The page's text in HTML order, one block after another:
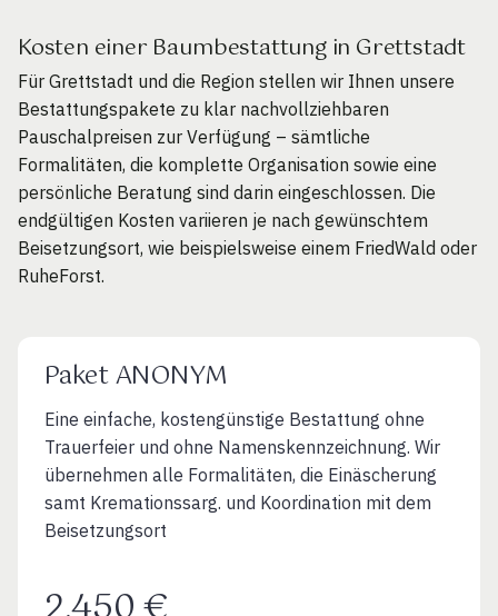
Kosten einer Baumbestattung in Grettstadt
Für Grettstadt und die Region stellen wir Ihnen unsere
Bestattungspakete zu klar nachvollziehbaren
Pauschalpreisen zur Verfügung – sämtliche
Formalitäten, die komplette Organisation sowie eine
persönliche Beratung sind darin eingeschlossen. Die
endgültigen Kosten variieren je nach gewünschtem
Beisetzungsort, wie beispielsweise einem FriedWald oder
RuheForst.
Paket ANONYM
Eine einfache, kostengünstige Bestattung ohne
Trauerfeier und ohne Namenskennzeichnung. Wir
übernehmen alle Formalitäten, die Einäscherung
samt Kremationssarg. und Koordination mit dem
Beisetzungsort